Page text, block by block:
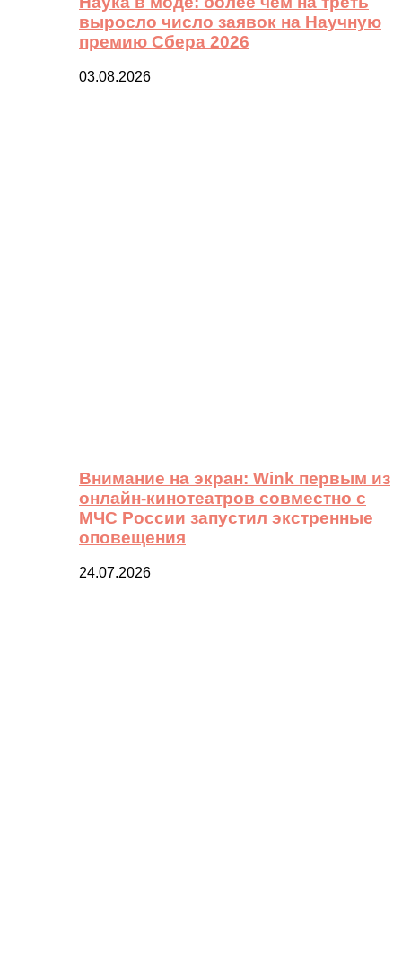
выросло число заявок на Научную
премию Сбера 2026
03.08.2026
Внимание на экран: Wink первым из
онлайн-кинотеатров совместно с
МЧС России запустил экстренные
оповещения
24.07.2026